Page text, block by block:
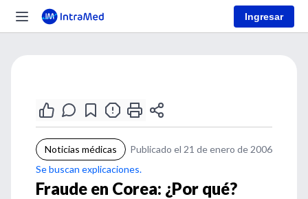
Ingresar
Noticias médicas
Publicado el 21 de enero de 2006
Se buscan explicaciones.
Fraude en Corea: ¿Por qué?